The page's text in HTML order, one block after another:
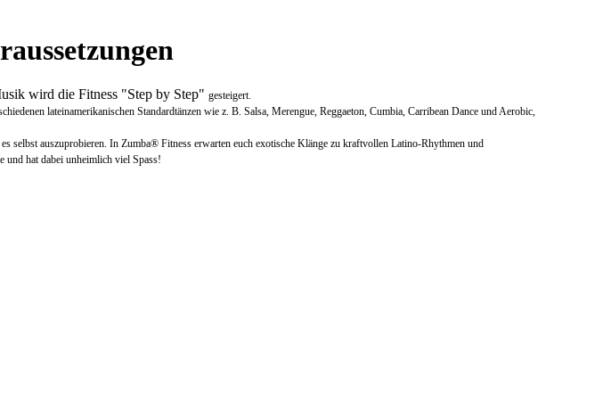
wird die Fitness "Step by Step" gesteigert.
lateinamerikanischen Standardtänzen wie z. B. Salsa, Merengue, Reggaeton, Cumbia, Carribean Dance und Aerobic,
selbst auszuprobieren. In Zumba® Fitness erwarten euch exotische Klänge zu kraftvollen Latino-Rhythmen und
hat dabei unheimlich viel Spass!